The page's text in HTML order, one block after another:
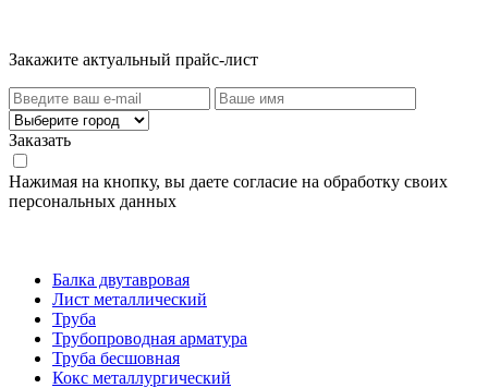
Закажите актуальный прайс-лист
Заказать
Нажимая на кнопку, вы даете согласие на обработку своих
персональных данных
Балка двутавровая
Лист металлический
Труба
Трубопроводная арматура
Труба бесшовная
Кокс металлургический